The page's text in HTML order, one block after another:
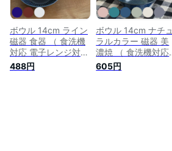
ボウル 14cm ライン
磁器 食器 （ 食洗機
対応 電子レンジ対応
皿 お皿 丸皿 スープ
皿 デザート とんす
488円
ボウル 14cm ナチュ
ラルカラー 磁器 美
濃焼 （ 食洗機対応
電子レンジ対応 皿
サラダボウル 鉢 中
605円